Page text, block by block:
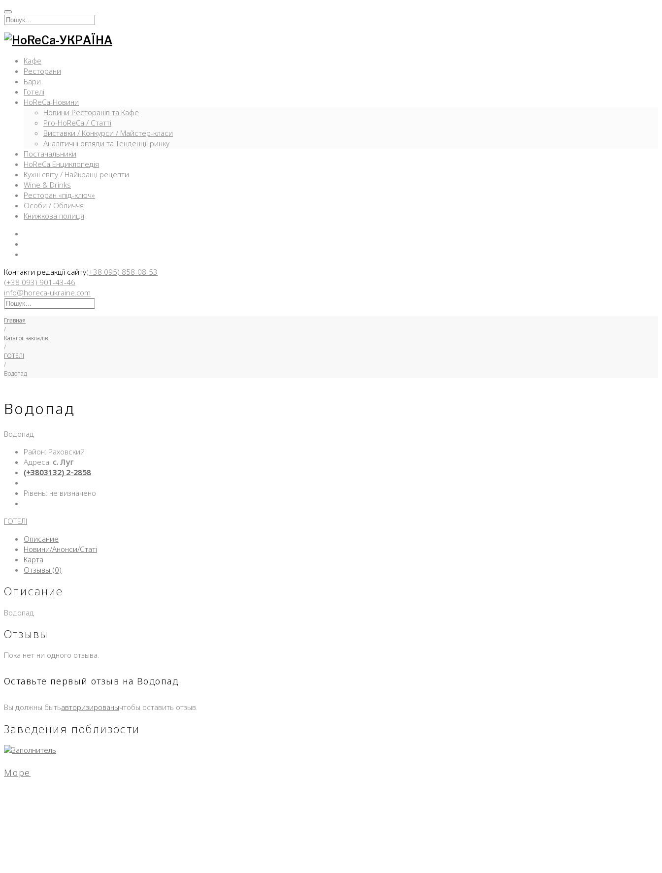
Перейти
кИскать:
Кафе
Ресторани
Бари
Готелі
HoReCa-Новини
Новини Ресторанів та Кафе
Pro-HoReCa / Статті
Виставки / Конкурси / Майстер-класи
Аналітичні огляди та Тенденції ринку
Постачальники
HoReCa Енциклопедія
Кухні світу / Найкращі рецепти
Wine & Drinks
Ресторан «під-ключ»
Особи / Обличчя
Книжкова полиця
Контакти редакції сайту(+38 095) 858-08-53
(+38 093) 901-43-46
info@horeca-ukraine.com
Искать:
Главная
/
Каталог закладів
/
ГОТЕЛІ
/
Водопад
Водопад
Водопад
Район: Раховский
Адреса: с. Луг
(+3803132) 2-2858
Рівень: не визначено
ГОТЕЛІ
Описание
Новини/Анонси/Статі
Карта
Отзывы (0)
Описание
Водопад
Отзывы
Пока нет ни одного отзыва.
Оставьте первый отзыв на Водопад
Вы должны бытьавторизированычтобы оставить отзыв.
Заведения поблизости
Море